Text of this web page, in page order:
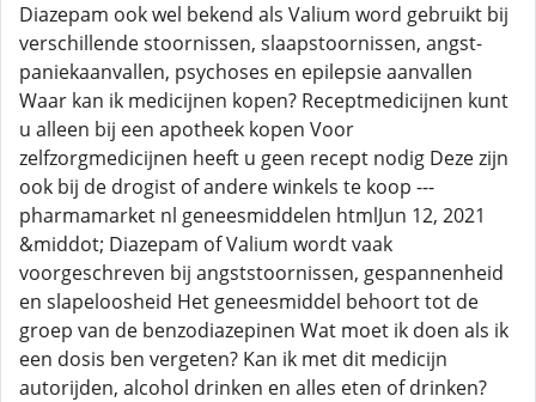
Diazepam ook wel bekend als Valium word gebruikt bij
verschillende stoornissen, slaapstoornissen, angst-
paniekaanvallen, psychoses en epilepsie aanvallen
Waar kan ik medicijnen kopen? Receptmedicijnen kunt
u alleen bij een apotheek kopen Voor
zelfzorgmedicijnen heeft u geen recept nodig Deze zijn
ook bij de drogist of andere winkels te koop ---
pharmamarket nl geneesmiddelen htmlJun 12, 2021
&middot; Diazepam of Valium wordt vaak
voorgeschreven bij angststoornissen, gespannenheid
en slapeloosheid Het geneesmiddel behoort tot de
groep van de benzodiazepinen Wat moet ik doen als ik
een dosis ben vergeten? Kan ik met dit medicijn
autorijden, alcohol drinken en alles eten of drinken?